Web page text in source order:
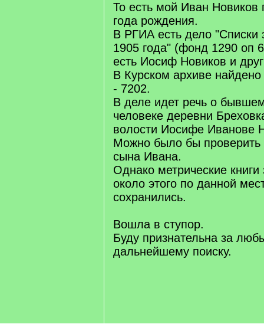
То есть мой Иван Новиков
года рождения.
В РГИА есть дело "Списки
1905 года" (фонд 1290 оп
есть Иосиф Новиков и
В Курском архиве
- 7202.
В деле идет речь о
человеке деревни
волости Иосифе Иванове
Можно было бы проверить
сына Ивана.
Однако метрические книги
около этого по данной
сохранились.
Вошла в ступор.
Буду признательна за
дальнейшему поиску.